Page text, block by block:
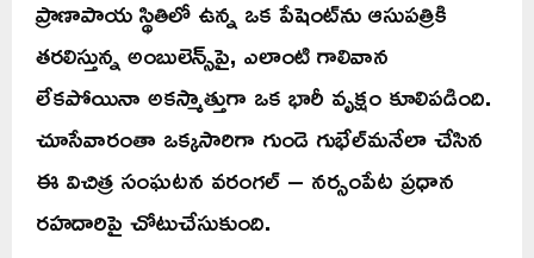
ప్రాణాపాయ స్థితిలో ఉన్న ఒక పేషెంట్‌ను ఆసుపత్రికి
తరలిస్తున్న అంబులెన్స్‌పై, ఎలాంటి గాలివాన
లేకపోయినా అకస్మాత్తుగా ఒక భారీ వృక్షం కూలిపడింది.
చూసేవారంతా ఒక్కసారిగా గుండె గుభేల్‌మనేలా చేసిన
ఈ విచిత్ర సంఘటన వరంగల్ – నర్సంపేట ప్రధాన
రహదారిపై చోటుచేసుకుంది.